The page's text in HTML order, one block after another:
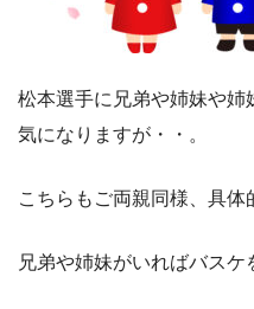
松本選手に兄弟や姉妹や姉
気になりますが・・。
こちらもご両親同様、具体
兄弟や姉妹がいればバスケ